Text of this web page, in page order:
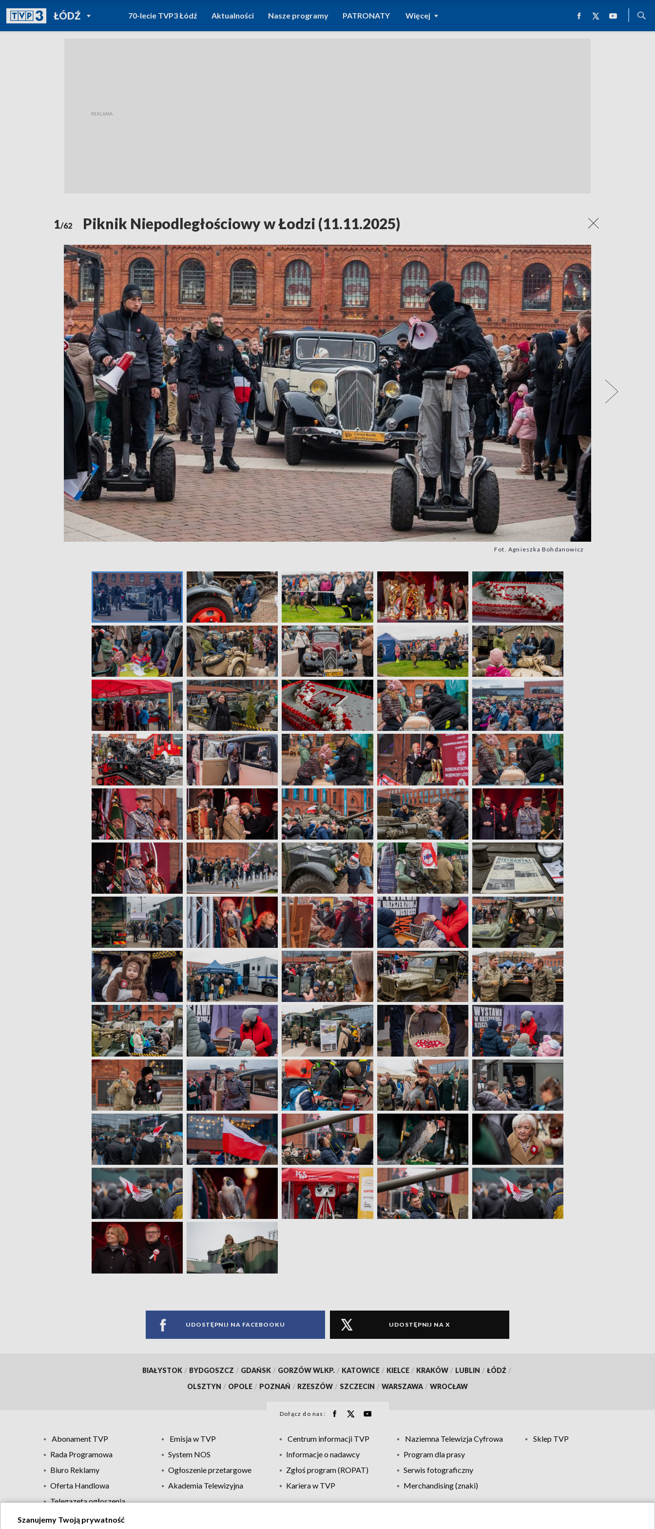
ŁÓDŹPOWRÓT DO
TVP REGIONY
70-lecie TVP3 Łódź Aktualności Nasze programy PATRONATY Więcej
1/62 Piknik Niepodległościowy w Łodzi (11.11.2025)
Fot. Agnieszka Bohdanowicz
UDOSTĘPNIJ NA FACEBOOKU UDOSTĘPNIJ NA X
BIAŁYSTOK / BYDGOSZCZ / GDAŃSK / GORZÓW WLKP. / KATOWICE / KIELCE / KRAKÓW / LUBLIN / ŁÓDŹ /
OLSZTYN / OPOLE / POZNAŃ / RZESZÓW / SZCZECIN / WARSZAWA / WROCŁAW
Dołącz do nas:
Abonament TVP Emisja w TVP Centrum informacji TVP Naziemna Telewizja Cyfrowa
Sklep TVP
Rada Programowa
System NOS Informacje o nadawcy
Program dla prasy
Biuro Reklamy
Ogłoszenie przetargowe Zgłoś program (ROPAT)
Serwis fotograficzny
Oferta Handlowa
Akademia Telewizyjna Kariera w TVP
Merchandising (znaki)
Telegazeta ogłoszenia
Szanujemy Twoją prywatność